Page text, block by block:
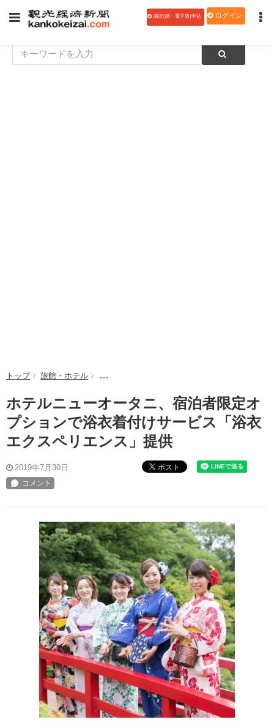
購読(紙・電子版)申込 ログイン
トップ 旅館・ホテル ホテルニューオータニ、宿泊者限定オプション
ホテルニューオータニ、宿泊者限定オ
プションで浴衣着付けサービス「浴衣
エクスペリエンス」提供
2019年7月30日 ポスト